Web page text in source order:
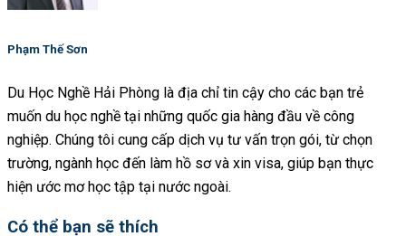
Phạm Thế Sơn
Du Học Nghề Hải Phòng là địa chỉ tin cậy cho các bạn trẻ
muốn du học nghề tại những quốc gia hàng đầu về công
nghiệp. Chúng tôi cung cấp dịch vụ tư vấn trọn gói, từ chọn
trường, ngành học đến làm hồ sơ và xin visa, giúp bạn thực
hiện ước mơ học tập tại nước ngoài.
Có thể bạn sẽ thích